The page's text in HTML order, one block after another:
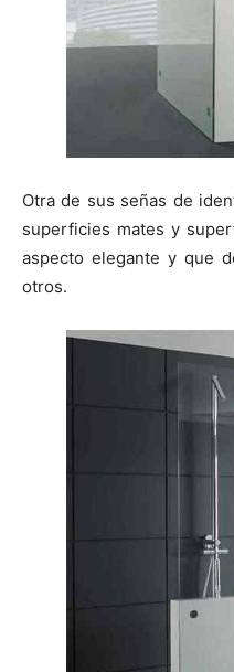
Otra de sus señas de
superficies mates y
aspecto elegante y que
otros.